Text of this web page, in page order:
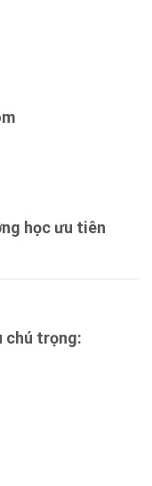
học ưu tiên
chú trọng: